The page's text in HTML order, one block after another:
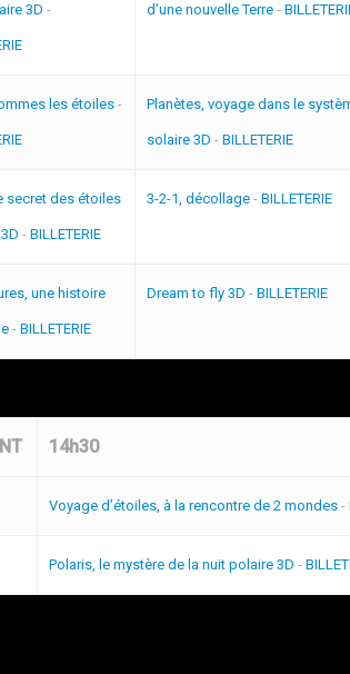
3D - d’une nouvelle Terre -
les étoiles - Planètes, voyage dans le
solaire 3D - BILLETERIE
secret des étoiles
- BILLETERIE
3-2-1, décollage - BILLETERIE
une histoire
- BILLETERIE
Dream to fly 3D - BILLETERIE
14h30
Voyage d’étoiles, à la rencontre de 2 mondes -
Polaris, le mystère de la nuit polaire 3D -